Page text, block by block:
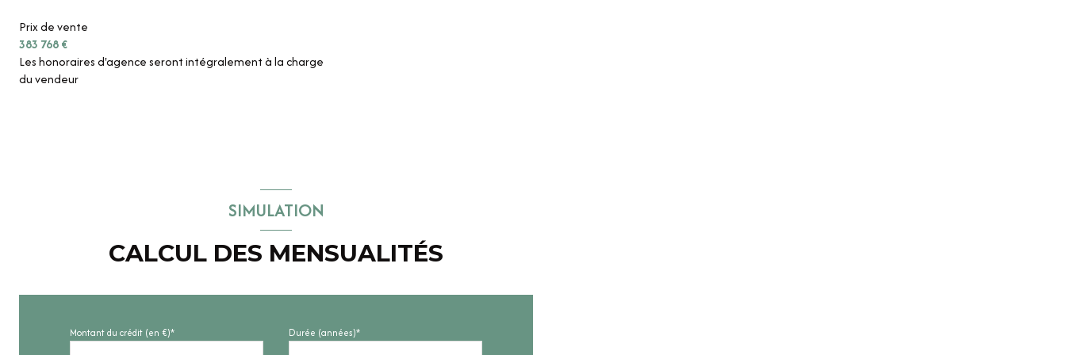
Prix de vente
383 768 €
Les honoraires d'agence seront intégralement à la charge
du vendeur
SIMULATION
CALCUL DES MENSUALITÉS
Montant du crédit (en €)* Durée (années)*